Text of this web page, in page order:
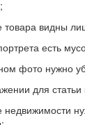
товара видны
есть
фото нужно
для
недвижимости